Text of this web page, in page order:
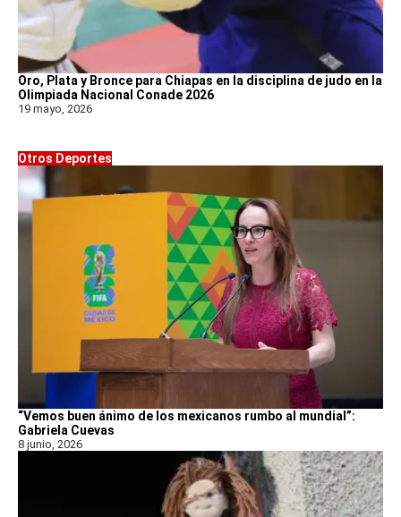
Oro, Plata y Bronce para Chiapas en la disciplina de judo en la
Olimpiada Nacional Conade 2026
19 mayo, 2026
Otros Deportes
“Vemos buen ánimo de los mexicanos rumbo al mundial”:
Gabriela Cuevas
8 junio, 2026